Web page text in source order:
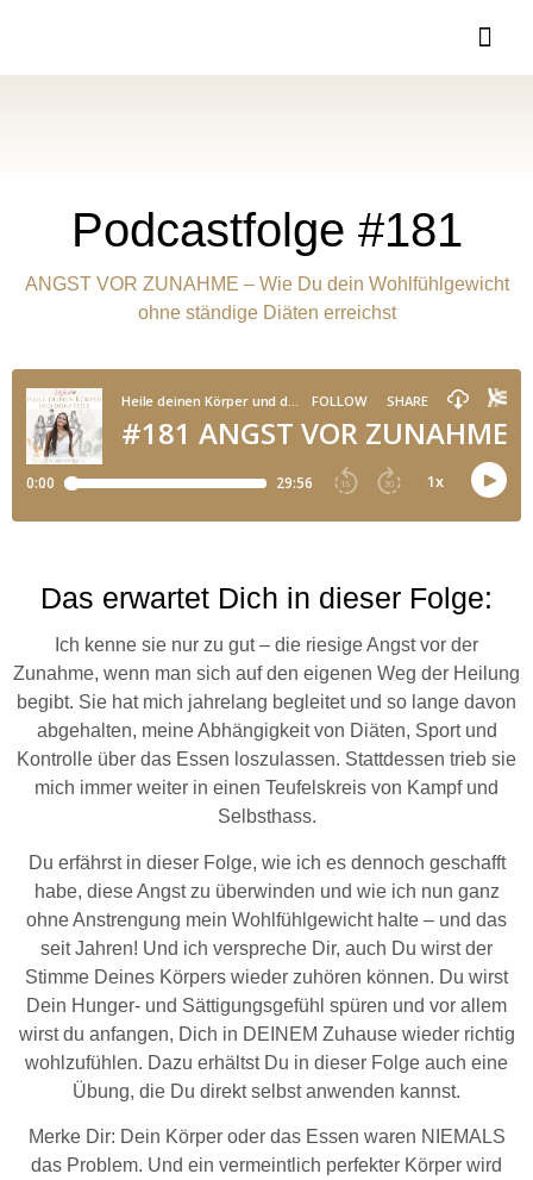
Podcastfolge #181
ANGST VOR ZUNAHME – Wie Du dein Wohlfühlgewicht
ohne ständige Diäten erreichst
Das erwartet Dich in dieser Folge:
Ich kenne sie nur zu gut – die riesige Angst vor der
Zunahme, wenn man sich auf den eigenen Weg der Heilung
begibt. Sie hat mich jahrelang begleitet und so lange davon
abgehalten, meine Abhängigkeit von Diäten, Sport und
Kontrolle über das Essen loszulassen. Stattdessen trieb sie
mich immer weiter in einen Teufelskreis von Kampf und
Selbsthass.
Du erfährst in dieser Folge, wie ich es dennoch geschafft
habe, diese Angst zu überwinden und wie ich nun ganz
ohne Anstrengung mein Wohlfühlgewicht halte – und das
seit Jahren! Und ich verspreche Dir, auch Du wirst der
Stimme Deines Körpers wieder zuhören können. Du wirst
Dein Hunger- und Sättigungsgefühl spüren und vor allem
wirst du anfangen, Dich in DEINEM Zuhause wieder richtig
wohlzufühlen. Dazu erhältst Du in dieser Folge auch eine
Übung, die Du direkt selbst anwenden kannst.
Merke Dir: Dein Körper oder das Essen waren NIEMALS
das Problem. Und ein vermeintlich perfekter Körper wird